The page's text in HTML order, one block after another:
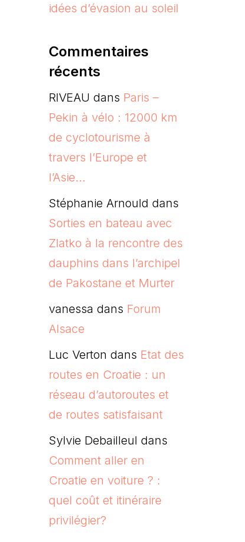
idées d’évasion au soleil
Commentaires
récents
RIVEAU dans Paris –
Pekin à vélo : 12000 km
de cyclotourisme à
travers l’Europe et
l’Asie…
Stéphanie Arnould dans
Sorties en bateau avec
Zlatko à la rencontre des
dauphins dans l’archipel
de Pakostane et Murter
vanessa dans Forum
Alsace
Luc Verton dans Etat des
routes en Croatie : un
réseau d’autoroutes et
de routes satisfaisant
Sylvie Debailleul dans
Comment aller en
Croatie en voiture ? :
quel coût et itinéraire
privilégier?